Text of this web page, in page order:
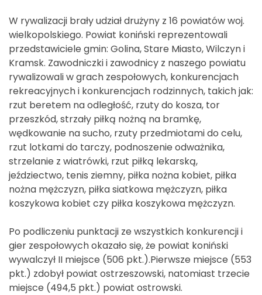
W rywalizacji brały udział drużyny z 16 powiatów woj.
wielkopolskiego. Powiat koniński reprezentowali
przedstawiciele gmin: Golina, Stare Miasto, Wilczyn i
Kramsk. Zawodniczki i zawodnicy z naszego powiatu
rywalizowali w grach zespołowych, konkurencjach
rekreacyjnych i konkurencjach rodzinnych, takich jak:
rzut beretem na odległość, rzuty do kosza, tor
przeszkód, strzały piłką nożną na bramkę,
wędkowanie na sucho, rzuty przedmiotami do celu,
rzut lotkami do tarczy, podnoszenie odważnika,
strzelanie z wiatrówki, rzut piłką lekarską,
jeździectwo, tenis ziemny, piłka nożna kobiet, piłka
nożna mężczyzn, piłka siatkowa mężczyzn, piłka
koszykowa kobiet czy piłka koszykowa mężczyzn.
Po podliczeniu punktacji ze wszystkich konkurencji i
gier zespołowych okazało się, że powiat koniński
wywalczył II miejsce (506 pkt.).Pierwsze miejsce (553
pkt.) zdobył powiat ostrzeszowski, natomiast trzecie
miejsce (494,5 pkt.) powiat ostrowski.